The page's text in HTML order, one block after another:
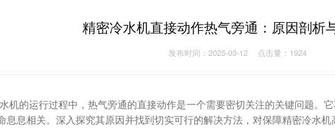
精密冷水机直接动作热气旁通：原因剖析
发布时间：2025-03-12 点击量：1924
机的运行过程中，热气旁通的直接动作是一个需要密切关注的关键问题。
息息相关。深入探究其原因并找到切实可行的解决方法，对保障精密冷水机